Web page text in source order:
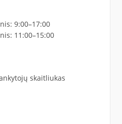
9:00–17:00
11:00–15:00